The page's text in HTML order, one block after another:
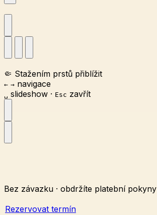
🤏 Stažením prstů přiblížit
← → navigace
␣ slideshow · Esc zavřít
Bez závazku · obdržíte platební pokyny
Rezervovat termín